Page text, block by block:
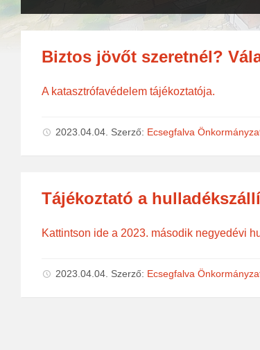
Biztos jövőt szeretnél?
A katasztrófavédelem tájékoztatója.
2023.04.04. Szerző: Ecsegfalva
Tájékoztató a
Kattintson ide a 2023. második negyedévi
2023.04.04. Szerző: Ecsegfalva